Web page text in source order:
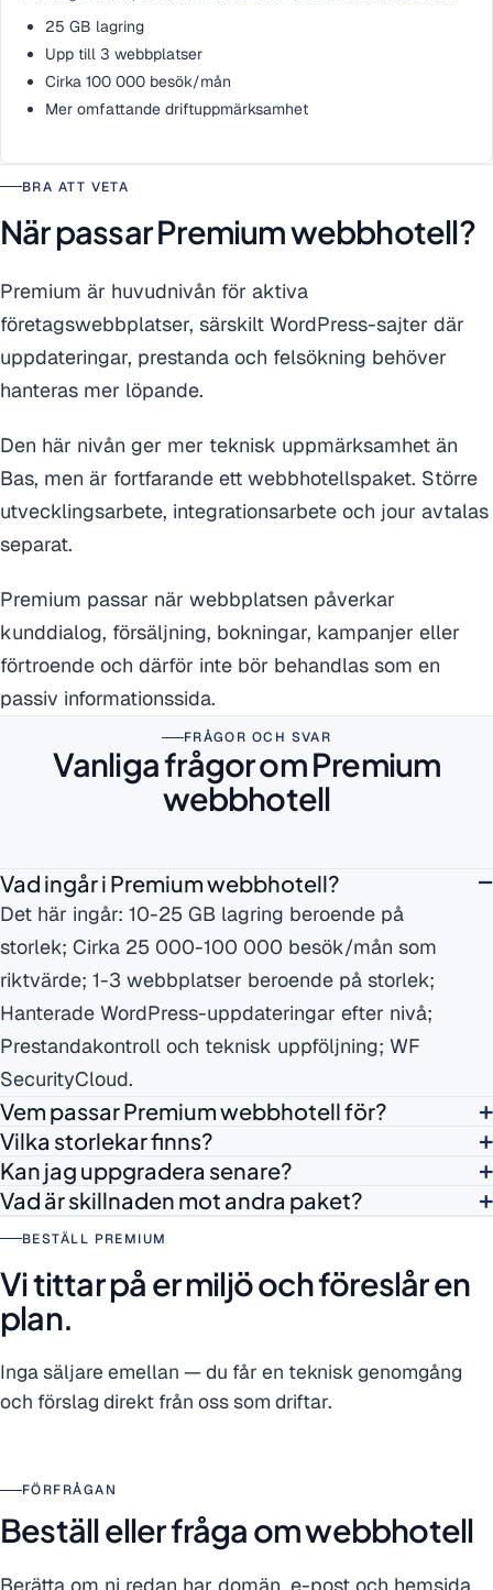
25 GB lagring
Upp till 3 webbplatser
Cirka 100 000 besök/mån
Mer omfattande driftuppmärksamhet
BRA ATT VETA
När passar Premium webbhotell?
Premium är huvudnivån för aktiva
företagswebbplatser, särskilt WordPress-sajter där
uppdateringar, prestanda och felsökning behöver
hanteras mer löpande.
Den här nivån ger mer teknisk uppmärksamhet än
Bas, men är fortfarande ett webbhotellspaket. Större
utvecklingsarbete, integrationsarbete och jour avtalas
separat.
Premium passar när webbplatsen påverkar
kunddialog, försäljning, bokningar, kampanjer eller
förtroende och därför inte bör behandlas som en
passiv informationssida.
FRÅGOR OCH SVAR
Vanliga frågor om Premium
webbhotell
Vad ingår i Premium webbhotell?
Det här ingår: 10-25 GB lagring beroende på
storlek; Cirka 25 000-100 000 besök/mån som
riktvärde; 1-3 webbplatser beroende på storlek;
Hanterade WordPress-uppdateringar efter nivå;
Prestandakontroll och teknisk uppföljning; WF
SecurityCloud.
Vem passar Premium webbhotell för?
Vilka storlekar finns?
Kan jag uppgradera senare?
Vad är skillnaden mot andra paket?
BESTÄLL PREMIUM
Vi tittar på er miljö och föreslår en
plan.
Inga säljare emellan — du får en teknisk genomgång
och förslag direkt från oss som driftar.
FÖRFRÅGAN
Beställ eller fråga om webbhotell